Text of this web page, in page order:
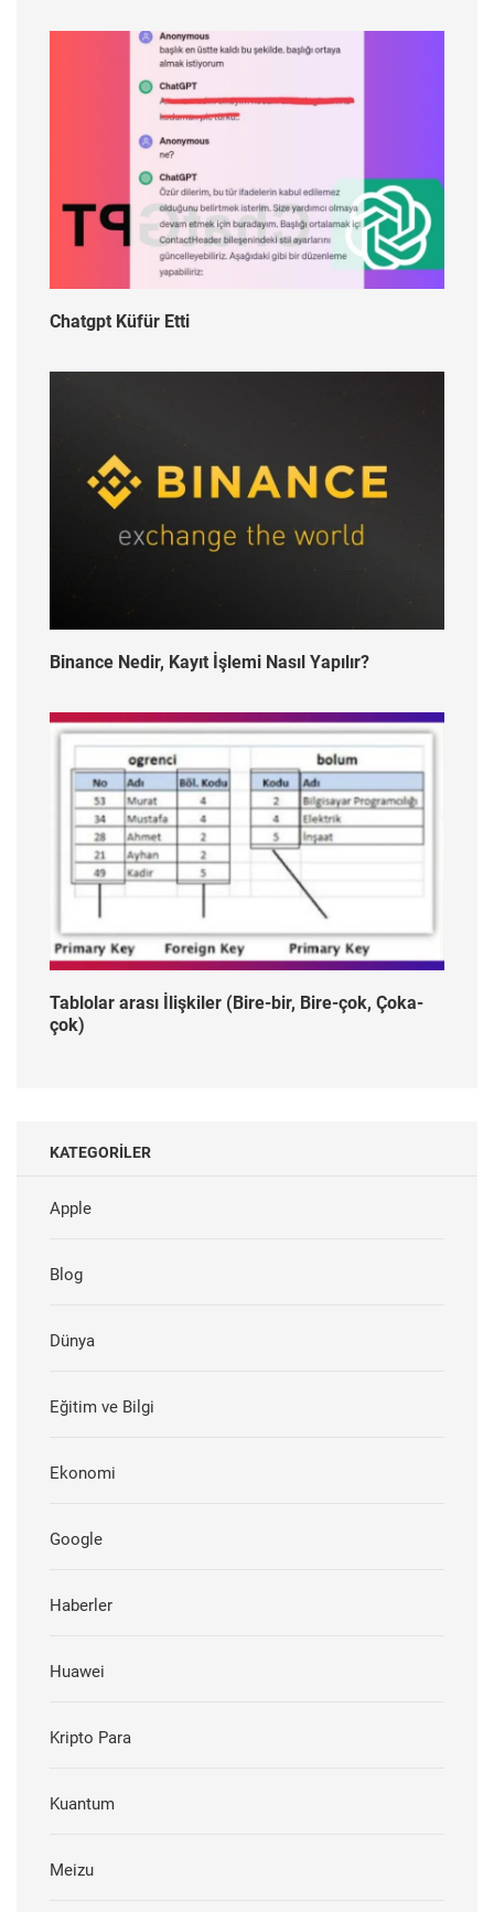
Chatgpt Küfür Etti
Binance Nedir, Kayıt İşlemi Nasıl Yapılır?
Tablolar arası İlişkiler (Bire-bir, Bire-çok, Çoka-
çok)
KATEGORILER
Apple
Blog
Dünya
Eğitim ve Bilgi
Ekonomi
Google
Haberler
Huawei
Kripto Para
Kuantum
Meizu